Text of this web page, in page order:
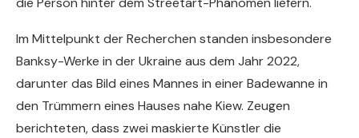
Im Mittelpunkt der Recherchen standen insbesondere
Banksy-Werke in der Ukraine aus dem Jahr 2022,
darunter das Bild eines Mannes in einer Badewanne in
den Trümmern eines Hauses nahe Kiew. Zeugen
berichteten, dass zwei maskierte Künstler die